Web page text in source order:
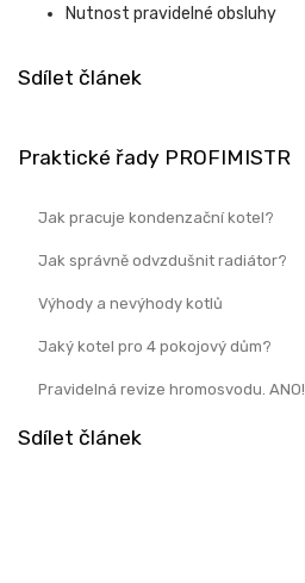
Nutnost pravidelné obsluhy
Sdílet článek
Praktické řady PROFIMISTR
Jak pracuje kondenzační kotel?
Jak správně odvzdušnit radiátor?
Výhody a nevýhody kotlů
Jaký kotel pro 4 pokojový dům?
Pravidelná revize hromosvodu. ANO!
Sdílet článek